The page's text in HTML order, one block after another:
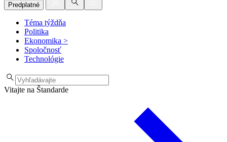
Predplatné
Téma týždňa
Politika
Ekonomika >
Spoločnosť
Technológie
Vitajte na Štandarde